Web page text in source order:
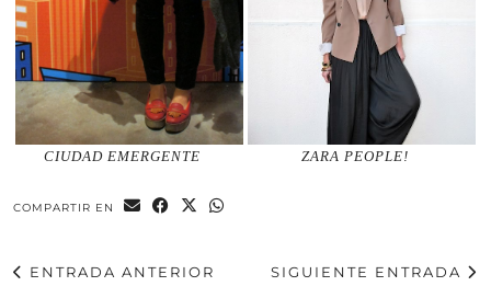
CIUDAD EMERGENTE ZARA PEOPLE!
COMPARTIR EN
ENTRADA ANTERIOR
SIGUIENTE ENTRADA